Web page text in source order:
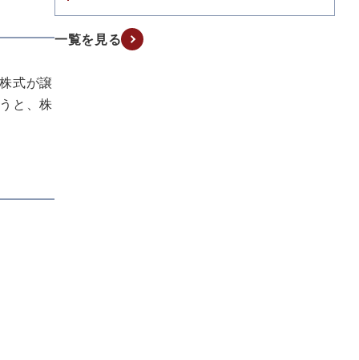
式が譲
と、株
一覧を見る